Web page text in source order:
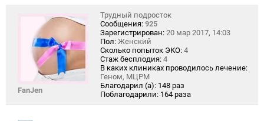
FanJen
Трудный подросток
Сообщения: 925
Зарегистрирован: 20 мар 2017, 14:03
Пол: Женский
Сколько попыток ЭКО: 4
Стаж бесплодия: 4
В каких клиниках проводилось лечение:
Геном, МЦРМ
Благодарил (а): 148 раз
Поблагодарили: 164 раза